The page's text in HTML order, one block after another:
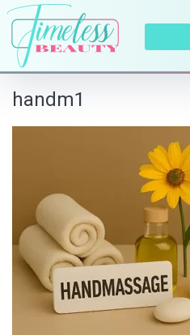
handm1